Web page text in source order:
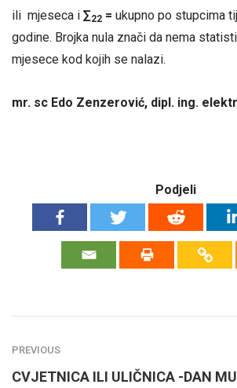
ili mjeseca i ∑22 = ukupno po stupcima
godine. Brojka nula znači da nema
mjesece kod kojih se nalazi.
mr. sc Edo Zenzerović, dipl. ing.
Podjeli
PREVIOUS
CVJETNICA ILI ULIČNICA -DAN